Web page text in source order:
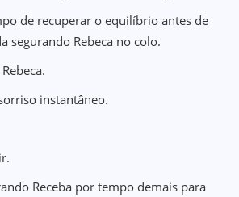
de recuperar o equilíbrio antes de
segurando Rebeca no colo.
instantâneo.
Receba por tempo demais para